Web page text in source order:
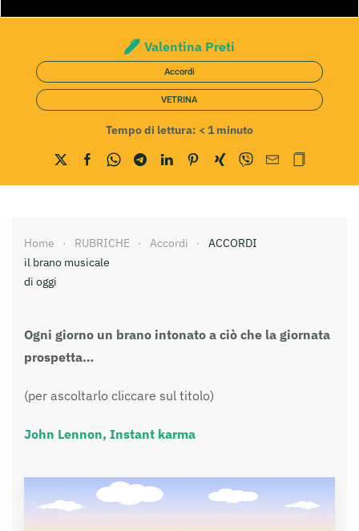
Valentina Preti
Accordi
VETRINA
Tempo di lettura: < 1 minuto
Home RUBRICHE Accordi
ACCORDI
il brano musicale
di oggi
Ogni giorno un brano intonato a ciò che la giornata
prospetta…
(per ascoltarlo cliccare sul titolo)
John Lennon, Instant karma